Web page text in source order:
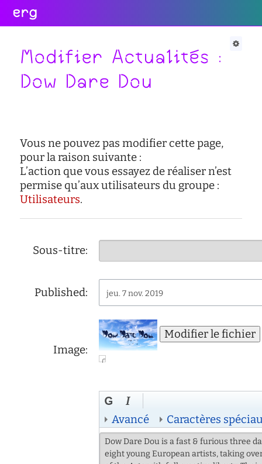
erg
Retour
Infos
administratives
équipes
international
Retour
Soutien
aide
à
la
réussite
cellule
d'écoute
social
safesa
tutorat
Retour
Web
services
numériques
réseaux
Rechercher
Modifier Actualités :
Dow Dare Dou
Vous ne pouvez pas modifier cette page,
pour la raison suivante :
L’action que vous essayez de réaliser n’est
permise qu’aux utilisateurs du groupe :
Utilisateurs.
Sous-titre:
Published: jeu. 7 nov. 2019
Image:
Avancé Caractères